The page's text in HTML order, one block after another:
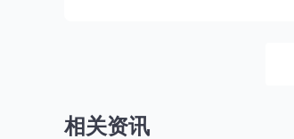
相关资讯